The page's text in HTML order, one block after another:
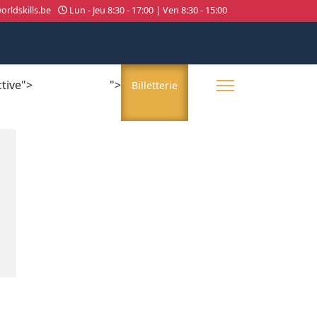
Lun - Jeu 8:30 - 17:00 | Ven 8:30 - 15:00
"> Billetterie